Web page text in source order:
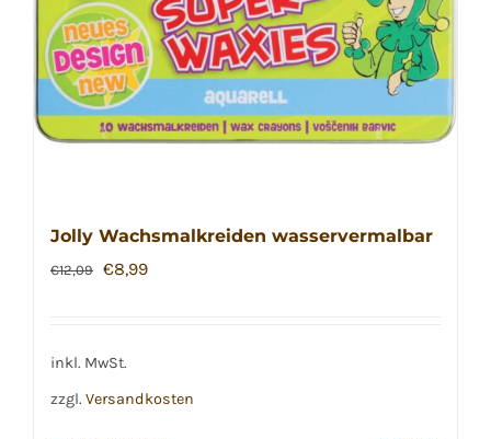
Jolly Wachsmalkreiden wasservermalbar
€12,09 Ursprünglicher
€12,09
€8,99Aktueller
inkl. MwSt.
zzgl. Versandkosten